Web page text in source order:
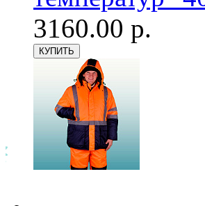
3160.00 р.